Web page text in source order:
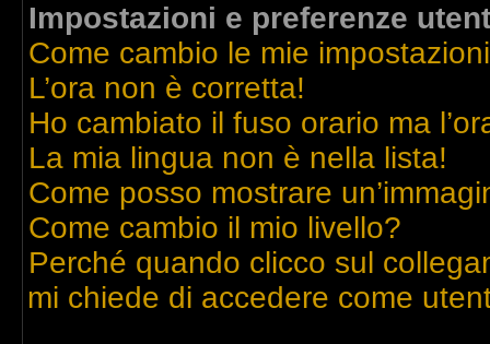
Impostazioni e preferenze
Come cambio le mie
L’ora non è corretta!
Ho cambiato il fuso orario ma
La mia lingua non è nella lista!
Come posso mostrare
Come cambio il mio livello?
Perché quando clicco sul
mi chiede di accedere come